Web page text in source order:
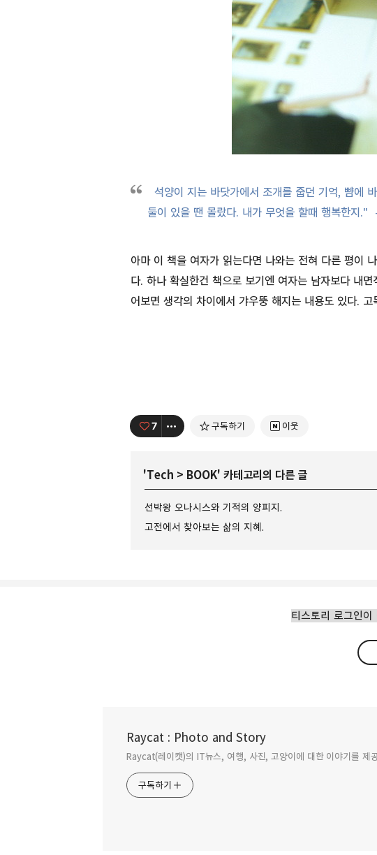
석양이 지는 바닷가에서 조개를 줍던 기억, 뺨에
둘이 있을 땐 몰랐다. 내가 무엇을 할때 행복한지."
아마 이 책을 여자가 읽는다면 나와는 전혀 다른 평이
다. 하나 확실한건 책으로 보기엔 여자는 남자보다 내
어보면 생각의 차이에서 갸우뚱 해지는 내용도 있다.
7 구독하기 이웃
'Tech > BOOK' 카테고리의 다른 글
선박왕 오나시스와 기적의 양피지.
고전에서 찾아보는 삶의 지혜.
티스토리 로그인
Raycat : Photo and Story
Raycat(레이캣)의 IT뉴스, 여행, 사진, 고양이에 대한 이야기를 제
구독하기
멘토와 멘티 - 멘토링의 가이드북.
이 책은 하나의 방법론이며 멘토링에 대한 가이드북이라고 하고